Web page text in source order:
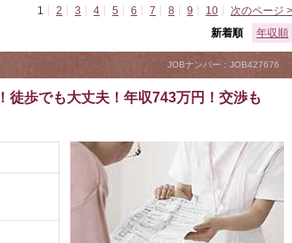
1 2 3 4 5 6 7 8 9 10
次のページ >
年収順
新着順
JOBナンバー：JOB427676
徒歩でも大丈夫！年収743万円！交渉も